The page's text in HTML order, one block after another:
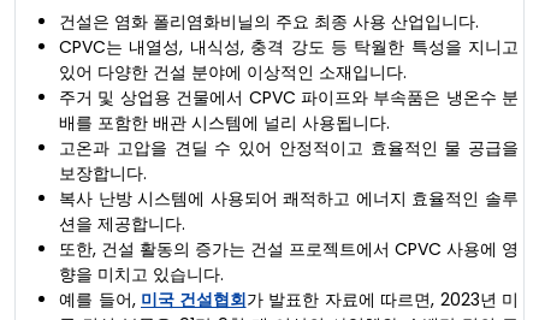
건설은 염화 폴리염화비닐의 주요 최종 사용 산업입니다.
CPVC는 내열성, 내식성, 충격 강도 등 탁월한 특성을 지니고
있어 다양한 건설 분야에 이상적인 소재입니다.
주거 및 상업용 건물에서 CPVC 파이프와 부속품은 냉온수 분
배를 포함한 배관 시스템에 널리 사용됩니다.
고온과 고압을 견딜 수 있어 안정적이고 효율적인 물 공급을
보장합니다.
복사 난방 시스템에 사용되어 쾌적하고 에너지 효율적인 솔루
션을 제공합니다.
또한, 건설 활동의 증가는 건설 프로젝트에서 CPVC 사용에 영
향을 미치고 있습니다.
예를 들어, 미국 건설협회가 발표한 자료에 따르면, 2023년 미